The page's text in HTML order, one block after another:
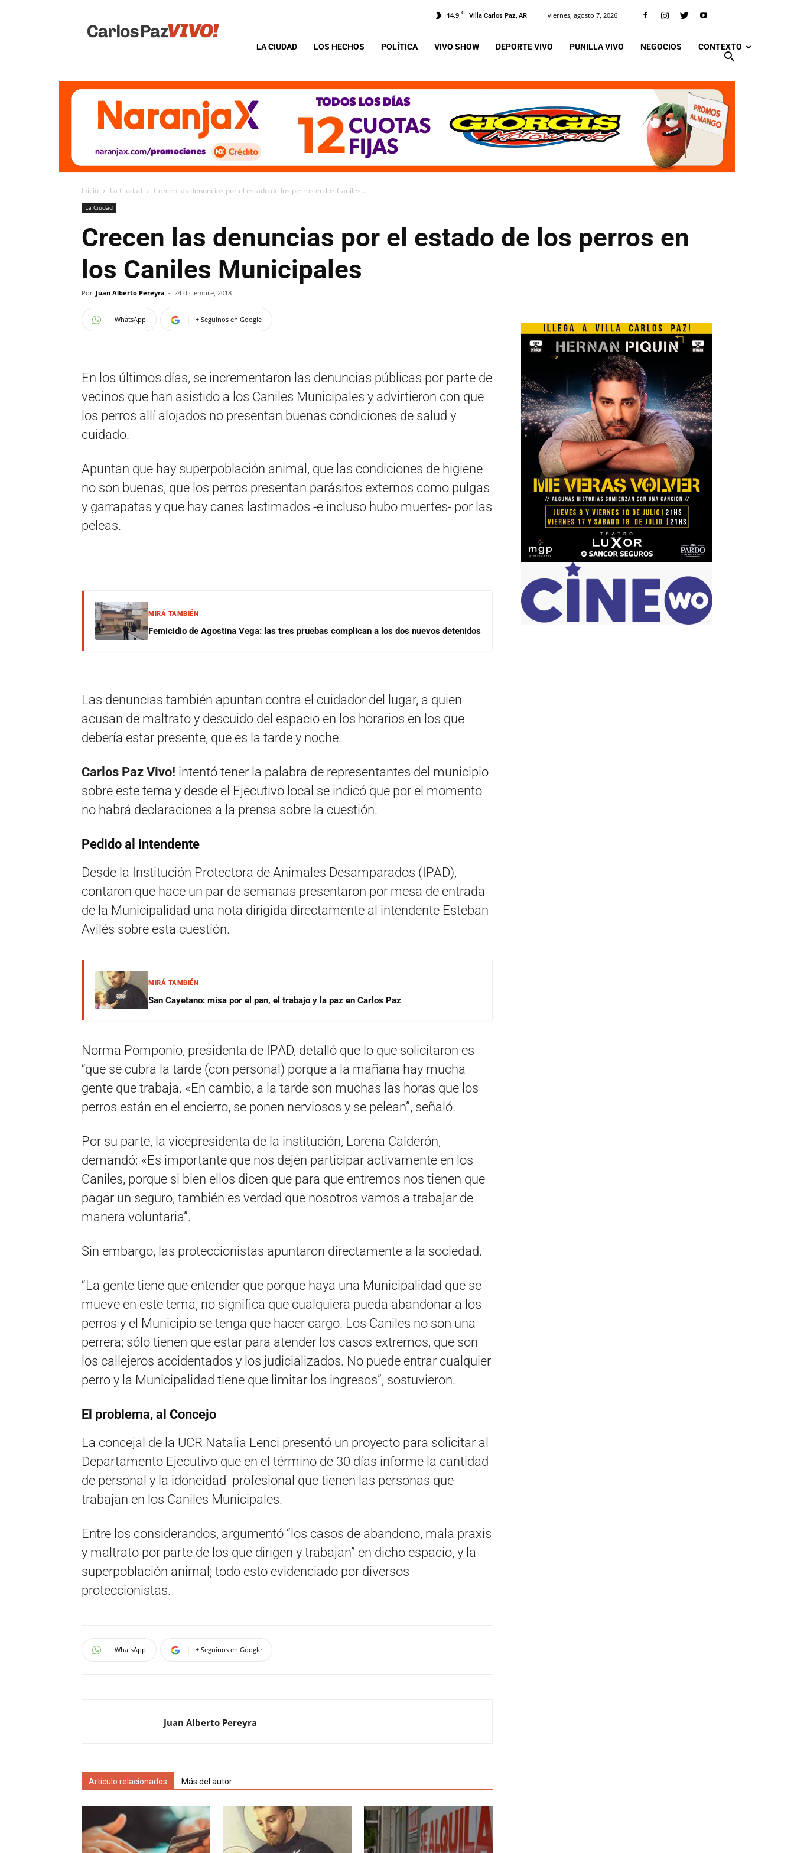
Vivo
14.9 C Villa Carlos Paz, AR viernes, agosto 7, 2026
LA CIUDAD LOS HECHOS POLÍTICA VIVO SHOW DEPORTE VIVO PUNILLA VIVO NEGOCIOS CONTEXTO
Inicio La Ciudad Crecen las denuncias por el estado de los perros en los Caniles...
La Ciudad
Crecen las denuncias por el estado de los perros en
los Caniles Municipales
Por Juan Alberto Pereyra - 24 diciembre, 2018
WhatsApp + Seguinos en Google
En los últimos días, se incrementaron las denuncias públicas por parte de
vecinos que han asistido a los Caniles Municipales y advirtieron con que
los perros allí alojados no presentan buenas condiciones de salud y
cuidado.
Apuntan que hay superpoblación animal, que las condiciones de higiene
no son buenas, que los perros presentan parásitos externos como pulgas
y garrapatas y que hay canes lastimados -e incluso hubo muertes- por las
peleas.
MIRÁ TAMBIÉN
Femicidio de Agostina Vega: las tres pruebas complican a los dos nuevos detenidos
Las denuncias también apuntan contra el cuidador del lugar, a quien
acusan de maltrato y descuido del espacio en los horarios en los que
debería estar presente, que es la tarde y noche.
Carlos Paz Vivo! intentó tener la palabra de representantes del municipio
sobre este tema y desde el Ejecutivo local se indicó que por el momento
no habrá declaraciones a la prensa sobre la cuestión.
Pedido al intendente
Desde la Institución Protectora de Animales Desamparados (IPAD),
contaron que hace un par de semanas presentaron por mesa de entrada
de la Municipalidad una nota dirigida directamente al intendente Esteban
Avilés sobre esta cuestión.
MIRÁ TAMBIÉN
San Cayetano: misa por el pan, el trabajo y la paz en Carlos Paz
Norma Pomponio, presidenta de IPAD, detalló que lo que solicitaron es
“que se cubra la tarde (con personal) porque a la mañana hay mucha
gente que trabaja. «En cambio, a la tarde son muchas las horas que los
perros están en el encierro, se ponen nerviosos y se pelean”, señaló.
Por su parte, la vicepresidenta de la institución, Lorena Calderón,
demandó: «Es importante que nos dejen participar activamente en los
Caniles, porque si bien ellos dicen que para que entremos nos tienen que
pagar un seguro, también es verdad que nosotros vamos a trabajar de
manera voluntaria”.
Sin embargo, las proteccionistas apuntaron directamente a la sociedad.
“La gente tiene que entender que porque haya una Municipalidad que se
mueve en este tema, no significa que cualquiera pueda abandonar a los
perros y el Municipio se tenga que hacer cargo. Los Caniles no son una
perrera; sólo tienen que estar para atender los casos extremos, que son
los callejeros accidentados y los judicializados. No puede entrar cualquier
perro y la Municipalidad tiene que limitar los ingresos”, sostuvieron.
El problema, al Concejo
La concejal de la UCR Natalia Lenci presentó un proyecto para solicitar al
Departamento Ejecutivo que en el término de 30 días informe la cantidad
de personal y la idoneidad profesional que tienen las personas que
trabajan en los Caniles Municipales.
Entre los considerandos, argumentó “los casos de abandono, mala praxis
y maltrato por parte de los que dirigen y trabajan” en dicho espacio, y la
superpoblación animal; todo esto evidenciado por diversos
proteccionistas.
WhatsApp + Seguinos en Google
Juan Alberto Pereyra
Artículo relacionados Más del autor